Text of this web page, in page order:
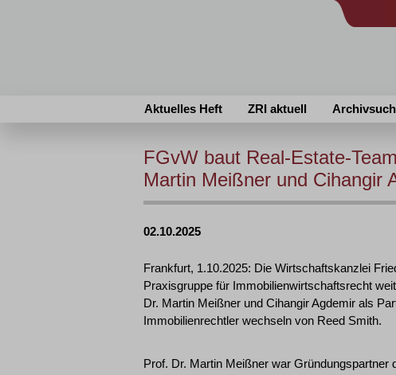
Aktuelles Heft ZRI aktuell
FGvW baut Real-Estate-
Martin Meißner und Cihangir
02.10.2025
Frankfurt, 1.10.2025: Die Wirtschaftskanzlei
Praxisgruppe für Immobilienwirtschaftsrecht
Dr. Martin Meißner und Cihangir Agdemir als
Immobilienrechtler wechseln von Reed Smith.
Prof. Dr. Martin Meißner war